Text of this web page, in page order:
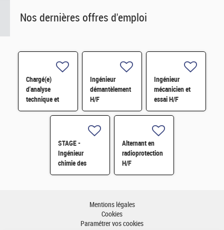
Nos dernières offres d'emploi
Chargé(e)
d'analyse
technique et
financière des
contrats de
électromécanique
Ingénieur
démantèlement
H/F
Ingénieur
mécanicien et
essai H/F
STAGE -
Ingénieur
chimie des
matériaux -
Alternant en
radioprotection
H/F
Mentions légales
Cookies
Paramétrer vos cookies